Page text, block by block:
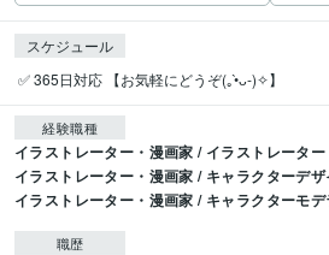
スケジュール
✅ 365日対応 【お気軽にどうぞ(｡•̀ᴗ-)✧】
経験職種
イラストレーター・漫画家 / イラストレーター
イラストレーター・漫画家 / キャラクターデ
イラストレーター・漫画家 / キャラクターモ
職歴